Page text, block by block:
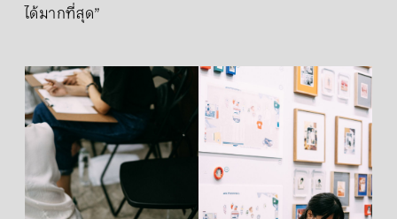
ได้มากที่สุด”